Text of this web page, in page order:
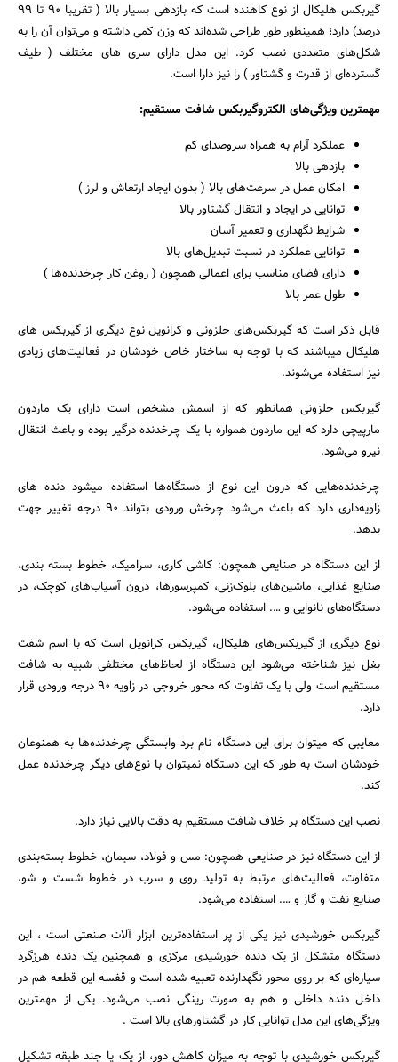
گیربکس هلیکال از نوع کاهنده است که بازدهی بسیار بالا ( تقریبا 90 تا 99
درصد) دارد؛ همینطور طور طراحی شده‌اند که وزن کمی داشته و می‌توان آن را به
شکل‌های متعددی نصب کرد. این مدل دارای سری های مختلف ( طیف
گسترده‌ای از قدرت و گشتاور ) را نیز دارا است.
مهمترین ویژگی‌های الکتروگیربکس شافت مستقیم:
عملکرد آرام به همراه سروصدای کم
بازدهی بالا
امکان عمل در سرعت‌های بالا ( بدون ایجاد ارتعاش و لرز )
توانایی در ایجاد و انتقال گشتاور بالا
شرایط نگهداری و تعمیر آسان
توانایی عملکرد در نسبت تبدیل‌های بالا
دارای فضای مناسب برای اعمالی همچون ( روغن کار چرخدنده‌ها )
طول عمر بالا
قابل ذکر است که گیربکس‌های حلزونی و کرانویل نوع دیگری از گیربکس های
هلیکال میباشند که با توجه به ساختار خاص خودشان در فعالیت‌های زیادی
نیز استفاده می‌شوند.
گیربکس حلزونی همانطور که از اسمش مشخص است دارای یک ماردون
مارپیچی دارد که این ماردون همواره با یک چرخدنده درگیر بوده و باعث انتقال
نیرو می‌شود.
چرخدنده‌هایی که درون این نوع از دستگاه‌ها استفاده میشود دنده های
زاویه‌داری دارد که باعث می‌شود چرخش ورودی بتواند 90 درجه تغییر جهت
بدهد.
از این دستگاه در صنایعی همچون: کاشی کاری، سرامیک، خطوط بسته بندی،
صنایع غذایی، ماشین‌های بلوک‌زنی، کمپرسورها، درون آسیاب‌های کوچک، در
دستگاه‌های نانوایی و …. استفاده می‌شود.
نوع دیگری از گیربکس‌های هلیکال، گیربکس کرانویل است که با اسم شفت
بغل نیز شناخته می‌شود این دستگاه از لحاظ‌های مختلفی شبیه به شافت
مستقیم است ولی با یک تفاوت که محور خروجی در زاویه 90 درجه ورودی قرار
دارد.
معایبی که میتوان برای این دستگاه نام برد وابستگی چرخدنده‌ها به همنوعان
خودشان است به طور که این دستگاه نمیتوان با نوع‌های دیگر چرخدنده عمل
کند.
نصب این دستگاه بر خلاف شافت مستقیم به دقت بالایی نیاز دارد.
از این دستگاه نیز در صنایعی همچون: مس و فولاد، سیمان، خطوط بسته‌بندی
متفاوت، فعالیت‌های مرتبط به تولید روی و سرب در خطوط شست و شو،
صنایع نفت و گاز و …. استفاده می‌شود.
گیربکس خورشیدی نیز یکی از پر استفاده‌ترین ابزار آلات صنعتی است ، این
دستگاه متشکل از یک دنده خورشیدی مرکزی و همچنین یک دنده هرزگرد
سیاره‌ای که بر روی محور نگهدارنده تعبیه شده است و قفسه این قطعه هم در
داخل دنده داخلی و هم به صورت رینگی نصب می‌شود. یکی از مهمترین
ویژگی‌های این مدل توانایی کار در گشتاورهای بالا است .
گیربکس خورشیدی با توجه به میزان کاهش دور، از یک یا چند طبقه تشکیل